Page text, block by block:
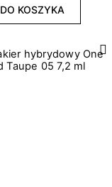
DO KOSZYKA